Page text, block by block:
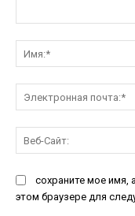
сохраните мое имя,
этом браузере для